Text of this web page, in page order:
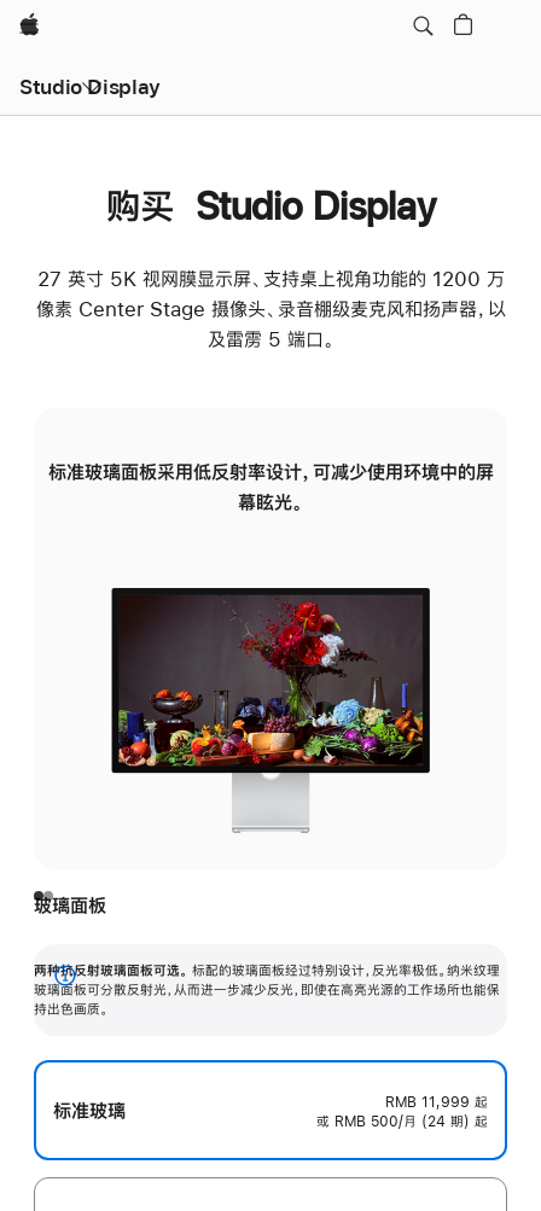
Apple
Studio Display
购买 Studio Display
27 英寸 5K 视网膜显示屏、支持桌上视角功能的 1200 万
像素 Center Stage 摄像头、录音棚级麦克风和扬声器，以
及雷雳 5 端口。
标准玻璃面板采用低反射率设计，可减少使用环境中的屏
幕眩光。
玻璃面板
两种抗反射玻璃面板可选。 标配的玻璃面板经过特别设计，反光率极低。纳米纹理
玻璃面板可分散反射光，从而进一步减少反光，即使在高亮光源的工作场所也能保
持出色画质。
展
开
标准玻璃 RMB 11,999 起
或 RMB 500/月 (24 期) 起